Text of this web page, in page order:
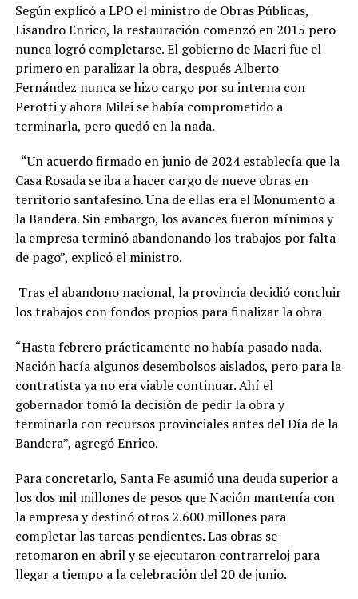
Según explicó a LPO el ministro de Obras Públicas,
Lisandro Enrico, la restauración comenzó en 2015 pero
nunca logró completarse. El gobierno de Macri fue el
primero en paralizar la obra, después Alberto
Fernández nunca se hizo cargo por su interna con
Perotti y ahora Milei se había comprometido a
terminarla, pero quedó en la nada.
“Un acuerdo firmado en junio de 2024 establecía que la
Casa Rosada se iba a hacer cargo de nueve obras en
territorio santafesino. Una de ellas era el Monumento a
la Bandera. Sin embargo, los avances fueron mínimos y
la empresa terminó abandonando los trabajos por falta
de pago”, explicó el ministro.
Tras el abandono nacional, la provincia decidió concluir
los trabajos con fondos propios para finalizar la obra
“Hasta febrero prácticamente no había pasado nada.
Nación hacía algunos desembolsos aislados, pero para la
contratista ya no era viable continuar. Ahí el
gobernador tomó la decisión de pedir la obra y
terminarla con recursos provinciales antes del Día de la
Bandera”, agregó Enrico.
Para concretarlo, Santa Fe asumió una deuda superior a
los dos mil millones de pesos que Nación mantenía con
la empresa y destinó otros 2.600 millones para
completar las tareas pendientes. Las obras se
retomaron en abril y se ejecutaron contrarreloj para
llegar a tiempo a la celebración del 20 de junio.